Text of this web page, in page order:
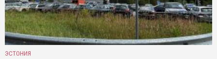
ЭСТОНИЯ